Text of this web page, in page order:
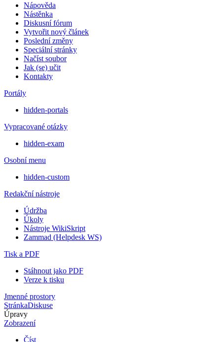
Nápověda
Nástěnka
Diskusní fórum
Vytvořit nový článek
Poslední změny
Speciální stránky
Načíst soubor
Jak (se) učit
Kontakty
Portály
hidden-portals
Vypracované otázky
hidden-exam
Osobní menu
hidden-custom
Redakční nástroje
Údržba
Úkoly
Nástroje WikiSkript
Zammad (Helpdesk WS)
Tisk a PDF
Stáhnout jako PDF
Verze k tisku
Jmenné prostory
StránkaDiskuse
Úpravy
Zobrazení
Číst